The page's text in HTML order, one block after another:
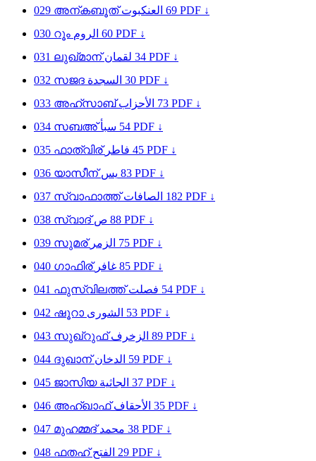
029 അന്കബൂത്العنكبوت 69 PDF ↓
030 റൂം الروم 60 PDF ↓
031 ലുഖ്മാന്لقمان 34 PDF ↓
032 സജദ السجدة 30 PDF ↓
033 അഹ്സാബ്الأحزاب 73 PDF ↓
034 സബഅ്سبأ 54 PDF ↓
035 ഫാത്വിര് فاطر 45 PDF ↓
036 യാസീന്يس 83 PDF ↓
037 സ്വാഫാത്ത്الصافات 182 PDF ↓
038 സ്വാദ്ص 88 PDF ↓
039 സുമര് الزمر 75 PDF ↓
040 ഗാഫിര് غافر 85 PDF ↓
041 ഫുസ്വിലത്ത്فصلت 54 PDF ↓
042 ഷൂറാ الشورى 53 PDF ↓
043 സുഖ്റുഫ്الزخرف 89 PDF ↓
044 ദുഖാന്الدخان 59 PDF ↓
045 ജാസിയ الجاثية 37 PDF ↓
046 അഹ്ഖാഫ്الأحقاف 35 PDF ↓
047 മുഹമ്മദ്محمد 38 PDF ↓
048 ഫതഹ്الفتح 29 PDF ↓